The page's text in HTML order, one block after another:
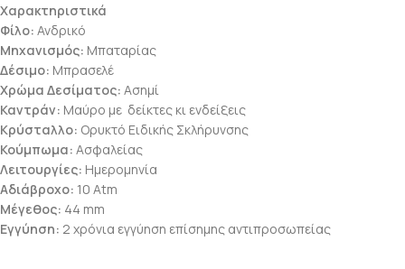
Χαρακτηριστικά
Φίλο: Ανδρικό
Μηχανισμός: Μπαταρίας
Δέσιμο: Μπρασελέ
Χρώμα Δεσίματος: Ασημί
Καντράν: Μαύρο με δείκτες κι ενδείξεις
Κρύσταλλο: Ορυκτό Ειδικής Σκλήρυνσης
Κούμπωμα: Ασφαλείας
Λειτουργίες: Ημερομηνία
Αδιάβροχο: 10 Atm
Μέγεθος: 44 mm
Εγγύηση: 2 χρόνια εγγύηση επίσημης αντιπροσωπείας